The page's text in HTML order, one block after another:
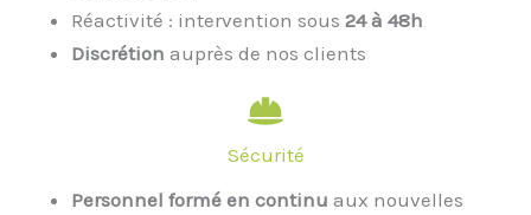
Réactivité : intervention sous 24 à 48h
Discrétion auprès de nos clients
Sécurité
Personnel formé en continu aux nouvelles